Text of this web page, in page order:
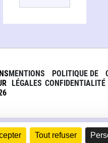
Tout refuser
MENTIONS
LÉGALES
POLITIQUE DE
CONFIDENTIALITÉ